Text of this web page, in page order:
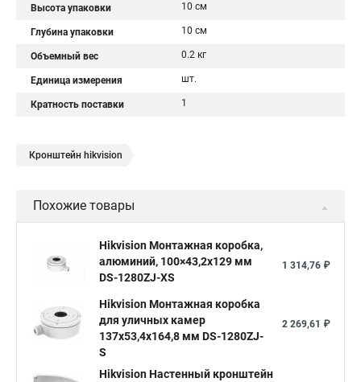
Высота упаковки 10 см
Глубина упаковки 10 см
Объемный вес 0.2 кг
Единица измерения шт.
Кратность поставки 1
Кронштейн hikvision
Похожие товары
Hikvision Монтажная коробка,
алюминий, 100×43,2x129 мм
DS-1280ZJ-XS
1 314,76 ₽
Hikvision Монтажная коробка
для уличных камер
137x53,4x164,8 мм DS-1280ZJ-
S
2 269,61 ₽
Hikvision Настенный кронштейн